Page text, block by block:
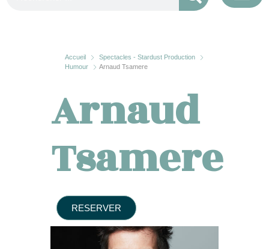
Accueil
Spectacles - Stardust Production
Humour
Arnaud Tsamere
Arnaud
Tsamere
RESERVER